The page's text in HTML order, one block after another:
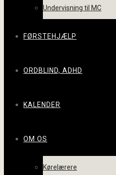
Undervisning til MC
FØRSTEHJÆLP
ORDBLIND, ADHD
KALENDER
OM OS
Kørelærere